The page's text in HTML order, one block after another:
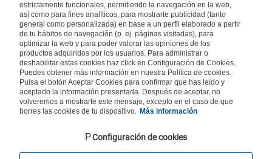
Turtleneck and sweater or fleece
Expert advice
02036369657
Calls from a landline or mobiles are charged the national standard rate plus
any network charges if applicable.
estrictamente funcionales, permitiendo la navegación en la web,
así como para fines analíticos, para mostrarte publicidad (tanto
general como personalizada) en base a un perfil elaborado a partir
de tu hábitos de navegación (p. ej. páginas visitadas), para
optimizar la web y para poder valorar las opiniones de los
productos adquiridos por los usuarios. Para administrar o
deshabilitar estas cookies haz click en Configuración de Cookies.
Puedes obtener más información en nuestra Política de cookies.
Pulsa el botón Aceptar Cookies para confirmar que has leído y
aceptado la información presentada. Después de aceptar, no
volveremos a mostrarte este mensaje, excepto en el caso de que
borres las cookies de tu dispositivo. Más información
Configuración de cookies